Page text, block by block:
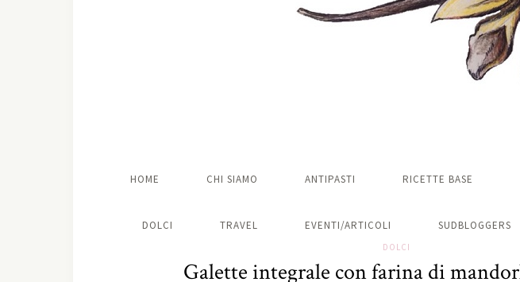
HOME CHI SIAMO ANTIPASTI RICETTE BASE
DOLCI TRAVEL EVENTI/ARTICOLI SUDBLOGGERS
DOLCI
Galette integrale con farina di